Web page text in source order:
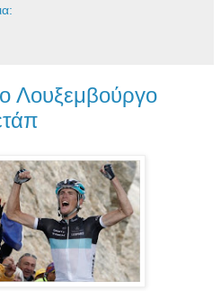
Λουξεμβούργο